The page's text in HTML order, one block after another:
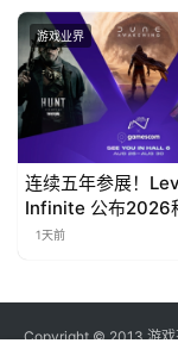
曝光
游戏业界
连续五年参展！
Infinite 公布2026
展产品阵容
1天前
Copyright © 2013 游